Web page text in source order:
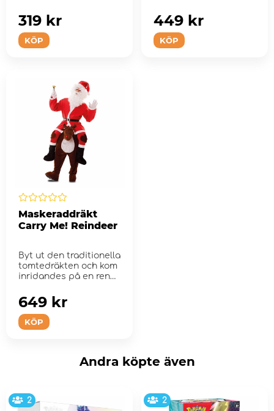
KÖP
319 kr
KÖP
449 kr
Maskeraddräkt
Carry Me! Reindeer
Byt ut den traditionella
tomtedräkten och kom
inridandes på en ren
KÖP
649 kr
Andra köpte även
2 2